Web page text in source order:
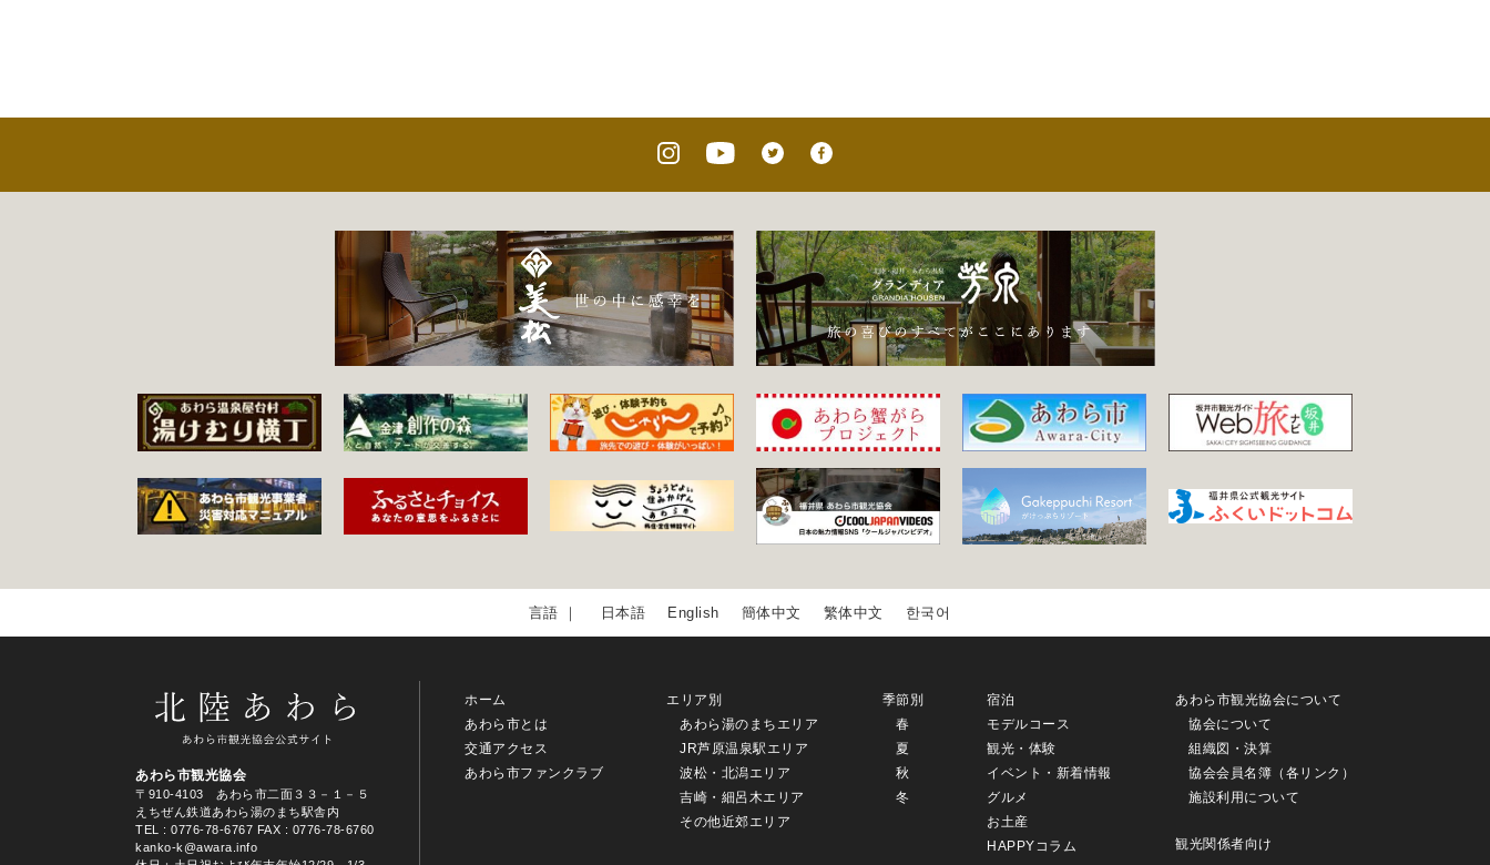
日本語 English 簡体中文 繁体中文 한국어
あわら市観光協会
〒910-4103 あわら市二面３３－１－５
えちぜん鉄道あわら湯のまち駅舎内
TEL
: 0776-78-6767 FAX : 0776-78-6760
kanko-k@awara.info
ホーム
あわら市とは
交通アクセス
あわら市ファンクラブ
エリア別
あわら湯のまちエリア
JR芦原温泉駅エリア
波松・北潟エリア
吉崎・細呂木エリア
その他近郊エリア
季節別
春
夏
秋
冬
宿泊
モデルコース
観光・体験
イベント・新着情報
グルメ
お土産
HAPPYコラム
あわら市観光協会について
協会について
組織図・決算
協会会員名簿（各リンク）
施設利用について
観光関係者向け